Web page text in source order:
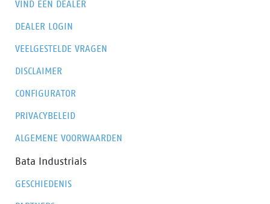
VIND EEN DEALER
DEALER LOGIN
VEELGESTELDE VRAGEN
DISCLAIMER
CONFIGURATOR
PRIVACYBELEID
ALGEMENE VOORWAARDEN
Bata Industrials
GESCHIEDENIS